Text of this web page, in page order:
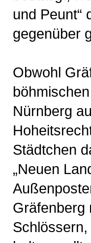
und Peunt“
gegenüber
Obwohl
Nürnberg
Städtchen
„Neuen
Gräfenberg